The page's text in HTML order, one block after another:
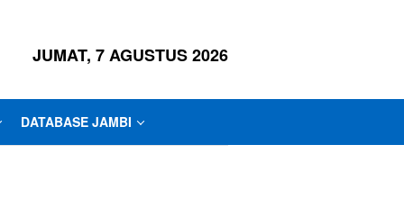
JUMAT, 7 AGUSTUS 2026
DATABASE JAMBI